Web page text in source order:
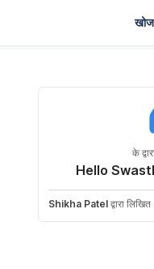
खोज
के
Hello
Shikha Patel द्वारा लिखित